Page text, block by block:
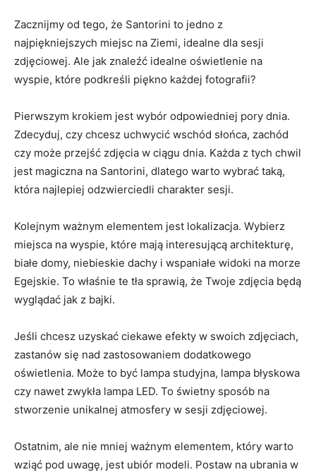
Zacznijmy od tego, że Santorini to jedno z
najpiękniejszych miejsc na Ziemi, idealne dla sesji ​
zdjęciowej. Ale⁢ jak znaleźć idealne oświetlenie na
wyspie, które podkreśli⁤ piękno każdej fotografii?
Pierwszym krokiem ⁢jest wybór odpowiedniej⁤ pory⁢ dnia.
Zdecyduj, ‍czy chcesz uchwycić wschód słońca,⁤ zachód
‌czy może przejść ‍zdjęcia w ciągu dnia. Każda z tych chwil
jest magiczna ⁣na⁢ Santorini, ⁤dlatego warto wybrać taką,
która najlepiej odzwierciedli charakter sesji.
Kolejnym ‌ważnym elementem ‍jest lokalizacja.⁣ Wybierz‍
miejsca na​ wyspie, ‍które mają interesującą architekturę,
⁢białe domy, niebieskie dachy i wspaniałe widoki na morze⁢
Egejskie. To właśnie te⁣ tła sprawią, że ⁢Twoje zdjęcia​ będą‍
wyglądać jak z bajki.
Jeśli chcesz uzyskać ciekawe⁤ efekty​ w swoich zdjęciach,
zastanów się nad zastosowaniem ⁣dodatkowego
oświetlenia. Może to być lampa ​studyjna, lampa błyskowa
czy ​nawet zwykła‌ lampa LED. To świetny sposób na
stworzenie unikalnej atmosfery w sesji zdjęciowej.
Ostatnim, ale nie mniej ⁢ważnym elementem, który ‍warto
wziąć pod uwagę, jest⁢ ubiór ⁣modeli. Postaw na ubrania w⁢